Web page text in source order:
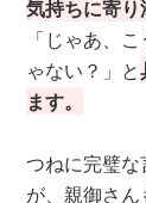
気持ちに寄り
「じゃあ、
ゃない？」と
ます。
つねに完璧
が、親御さん